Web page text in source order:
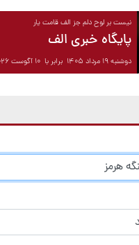
نیست بر لوح دلم جز الف قامت یار
پایگاه خبری الف
دوشنبه ۱۹ مرداد ۱۴۰۵ برابر با ۱۰ آگوست ۲۰۲۶